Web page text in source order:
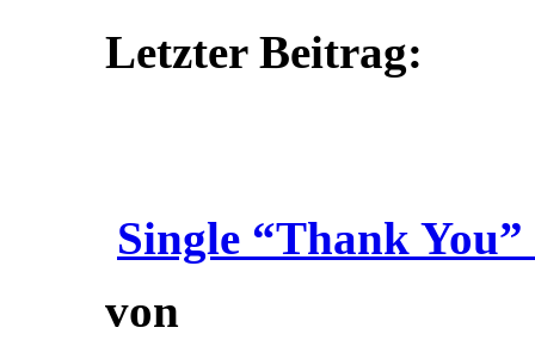
Letzter Beitrag:
Single “Thank
von